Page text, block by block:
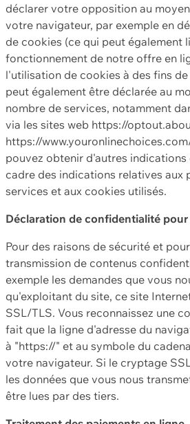
déclarer votre opposition au
votre navigateur, par exemple en
de cookies (ce qui peut également
fonctionnement de notre offre en
l'utilisation de cookies à des fins
peut également être déclarée au
nombre de services, notamment
via les sites web https://
https://
pouvez obtenir d'autres
cadre des indications relatives aux
services et aux cookies utilisés.
Déclaration de confidentialité
Pour des raisons de sécurité et
transmission de contenus
exemple les demandes que vous
qu'exploitant du site, ce site
SSL/TLS. Vous reconnaissez une
fait que la ligne d'adresse du
à "https://" et au symbole du
votre navigateur. Si le cryptage
les données que vous nous
être lues par des tiers.